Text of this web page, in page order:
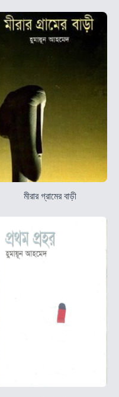
মীরার গ্রামের বাড়ী